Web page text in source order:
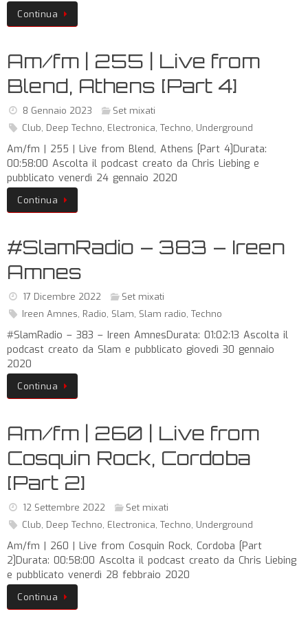
Continua
Am/fm | 255 | Live from
Blend, Athens [Part 4]
8 Gennaio 2023
Set mixati
Club, Deep Techno, Electronica, Techno, Underground
Am/fm | 255 | Live from Blend, Athens [Part 4]Durata:
00:58:00 Ascolta il podcast creato da Chris Liebing e
pubblicato venerdì 24 gennaio 2020
Continua
#SlamRadio – 383 – Ireen
Amnes
17 Dicembre 2022
Set mixati
Ireen Amnes, Radio, Slam, Slam radio, Techno
#SlamRadio – 383 – Ireen AmnesDurata: 01:02:13 Ascolta il
podcast creato da Slam e pubblicato giovedì 30 gennaio
2020
Continua
Am/fm | 260 | Live from
Cosquin Rock, Cordoba
[Part 2]
12 Settembre 2022
Set mixati
Club, Deep Techno, Electronica, Techno, Underground
Am/fm | 260 | Live from Cosquin Rock, Cordoba [Part
2]Durata: 00:58:00 Ascolta il podcast creato da Chris Liebing
e pubblicato venerdì 28 febbraio 2020
Continua